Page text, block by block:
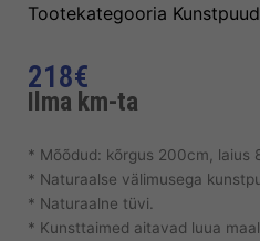
Tootekategooria Kunstpuud
218€
Ilma km-ta
* Mõõdud: kõrgus 200cm, laius
* Naturaalse välimusega
* Naturaalne tüvi.
* Kunsttaimed aitavad luua